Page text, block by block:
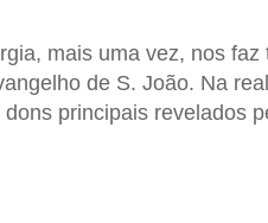
mais uma vez, nos faz
de S. João. Na
principais revelados